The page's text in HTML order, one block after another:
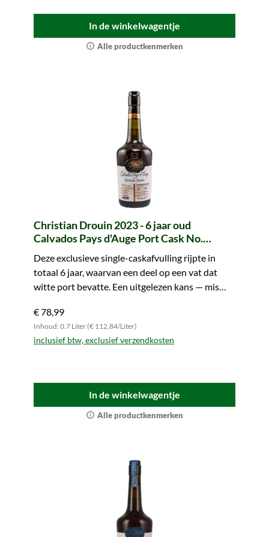
In de winkelwagentje
Alle productkenmerken
Christian Drouin 2023 - 6 jaar oud
Calvados Pays d'Auge Port Cask No.
Deze exclusieve single-caskafvulling rijpte in
totaal 6 jaar, waarvan een deel op een vat dat
witte port bevatte. Een uitgelezen kans — mis
€ 78,99
Inhoud: 0.7 Liter (€ 112,84/Liter)
inclusief btw, exclusief verzendkosten
In de winkelwagentje
Alle productkenmerken